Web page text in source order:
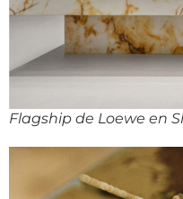
Flagship de Loewe en